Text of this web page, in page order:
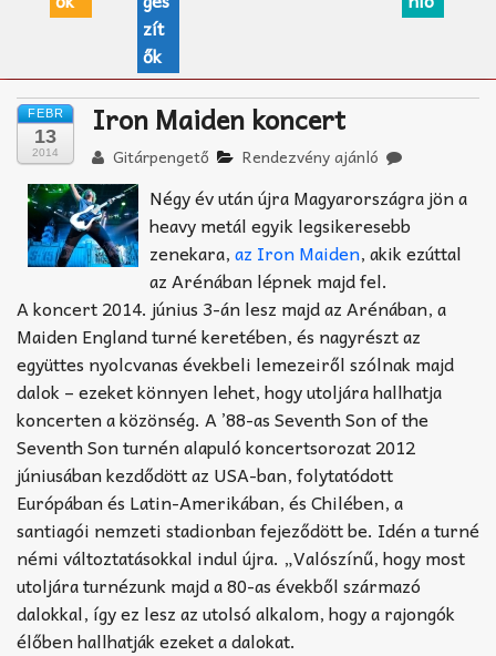
TOP100 nóta
Zeneiskolák
Zeneszerzés alapjai
Akkord-kotta
TABok
Improvizáció
zít
ők
FEBR
13
2014
Iron Maiden koncert
Gitárpengető Rendezvény ajánló
Négy év után újra Magyarországra jön a
heavy metál egyik legsikeresebb
zenekara,az Iron Maiden, akik ezúttal
az Arénában lépnek majd fel.
A koncert 2014. június 3-án lesz majd az Arénában, a
Maiden England turné keretében, és nagyrészt az
együttes nyolcvanas évekbeli lemezeiről szólnak majd
dalok – ezeket könnyen lehet, hogy utoljára hallhatja
koncerten a közönség. A ’88-as Seventh Son of the
Seventh Son turnén alapuló koncertsorozat 2012
júniusában kezdődött az USA-ban, folytatódott
Európában és Latin-Amerikában, és Chilében, a
santiagói nemzeti stadionban fejeződött be. Idén a turné
némi változtatásokkal indul újra. „Valószínű, hogy most
utoljára turnézunk majd a 80-as évekből származó
dalokkal, így ez lesz az utolsó alkalom, hogy a rajongók
élőben hallhatják ezeket a dalokat.